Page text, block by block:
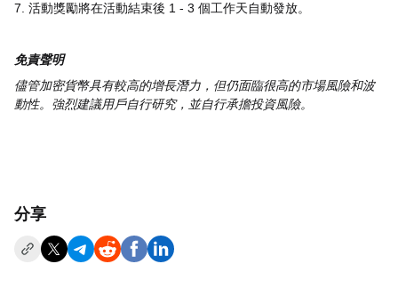
7. 活動獎勵將在活動結束後 1 - 3 個工作天自動發放。
免責聲明
儘管加密貨幣具有較高的增長潛力，但仍面臨很高的市場風險和波
動性。強烈建議用戶自行研究，並自行承擔投資風險。
分享